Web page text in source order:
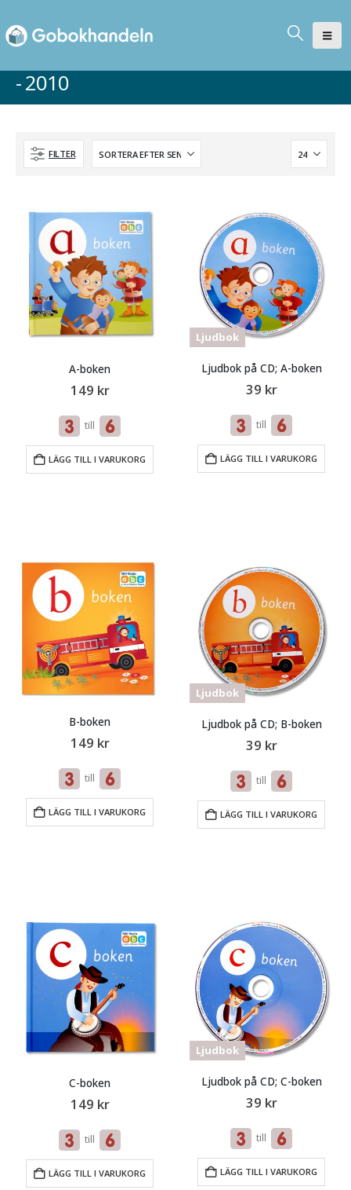
- 2010
FILTER
A-boken
149 kr
till
LÄGG TILL I VARUKORG
Ljudbok
Ljudbok på CD; A-boken
39 kr
till
LÄGG TILL I VARUKORG
B-boken
149 kr
till
LÄGG TILL I VARUKORG
Ljudbok
Ljudbok på CD; B-boken
39 kr
till
LÄGG TILL I VARUKORG
C-boken
149 kr
till
LÄGG TILL I VARUKORG
Ljudbok
Ljudbok på CD; C-boken
39 kr
till
LÄGG TILL I VARUKORG